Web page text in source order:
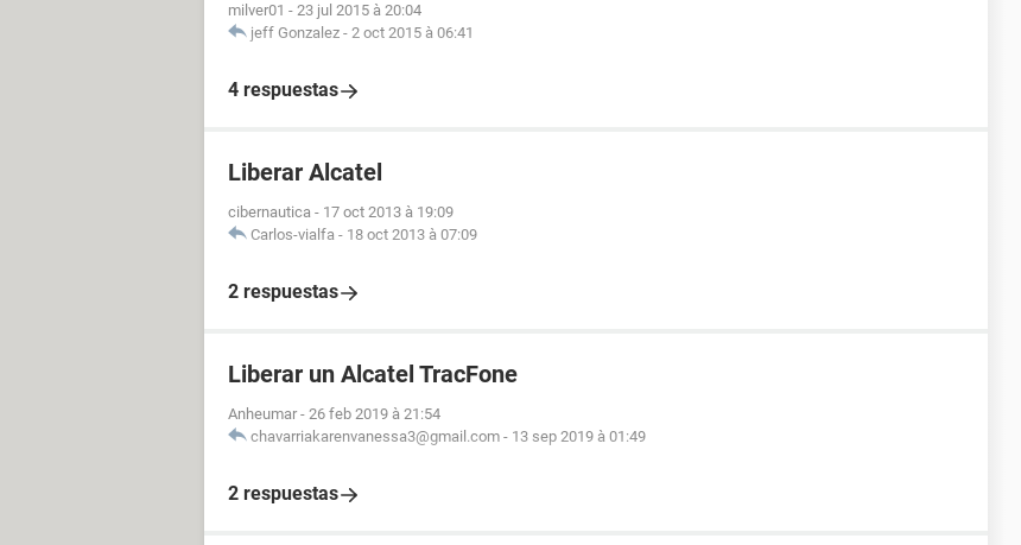
milver01 - 23 jul 2015 à 20:04
jeff Gonzalez - 2 oct 2015 à 06:41
4 respuestas
Liberar Alcatel
cibernautica - 17 oct 2013 à 19:09
Carlos-vialfa - 18 oct 2013 à 07:09
2 respuestas
Liberar un Alcatel TracFone
Anheumar - 26 feb 2019 à 21:54
chavarriakarenvanessa3@gmail.com - 13 sep 2019 à 01:49
2 respuestas